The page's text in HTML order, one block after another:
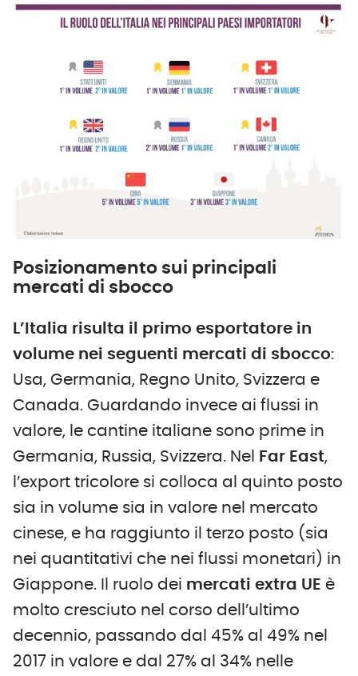
Posizionamento sui principali
mercati di sbocco
L’Italia risulta il primo esportatore in
volume nei seguenti mercati di sbocco:
Usa, Germania, Regno Unito, Svizzera e
Canada. Guardando invece ai flussi in
valore, le cantine italiane sono prime in
Germania, Russia, Svizzera. Nel
Far East,
l’export tricolore si colloca al quinto posto
sia in volume sia in valore nel mercato
cinese, e ha raggiunto il terzo posto (sia
nei quantitativi che nei flussi monetari) in
Giappone. Il ruolo dei mercati extra UE è
molto cresciuto nel corso dell’ultimo
decennio, passando dal 45% al 49% nel
2017 in valore e dal 27% al 34% nelle